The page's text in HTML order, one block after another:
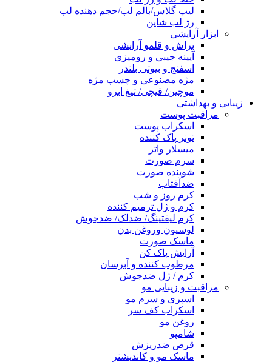
لیپ گلاس/بالم لب/حجم دهنده لب
رژ لب شاین
ابزار آرایشی
براش و قلمو آرایشی
آیینه جیبی و رومیزی
اسفنج و بیوتی بلندر
مژه مصنوعی و چسب مژه
موچین/ قیچی/ تیغ ابرو
زیبایی و بهداشتی
مراقبت پوست
اسکراب پوست
تونر پاک کننده
میسلار واتر
سرم صورت
شوینده صورت
ضدآفتاب
کرم روز و شب
کرم و ژل ترمیم کننده
کرم لیفتینگ/ ضدلک/ ضدجوش
لوسیون وروغن بدن
ماسک صورت
آرایش پاک کن
مرطوب کننده و آبرسان
کرم / ژل ضدجوش
مراقبت و زیبایی مو
اسپری و سرم مو
اسکراب کف سر
روغن مو
شامپو
قرص ضدریزش
ماسک مو و کاندیشنر